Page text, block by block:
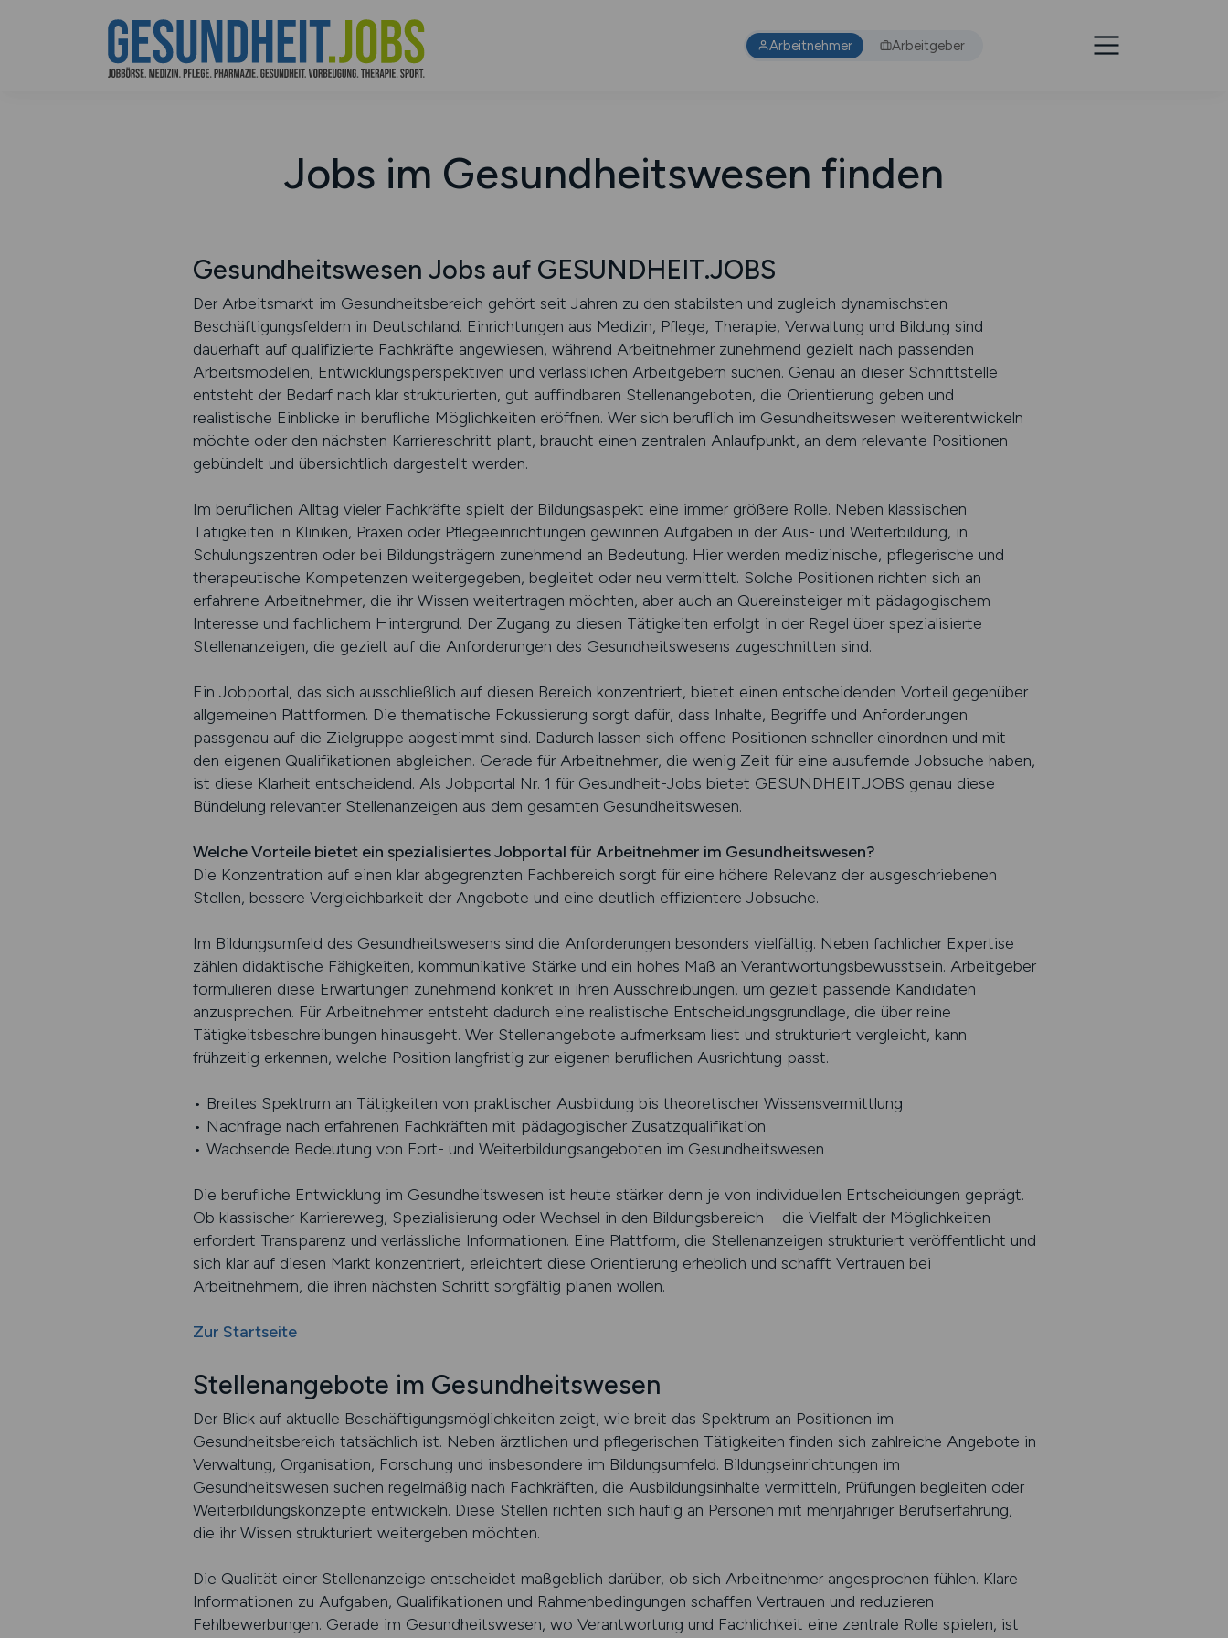
Arbeitnehmer Arbeitgeber
Jobs im Gesundheitswesen finden
Gesundheitswesen Jobs auf GESUNDHEIT.JOBS
Der Arbeitsmarkt im Gesundheitsbereich gehört seit Jahren zu den stabilsten und zugleich dynamischsten
Beschäftigungsfeldern in Deutschland. Einrichtungen aus Medizin, Pflege, Therapie, Verwaltung und Bildung sind
dauerhaft auf qualifizierte Fachkräfte angewiesen, während Arbeitnehmer zunehmend gezielt nach passenden
Arbeitsmodellen, Entwicklungsperspektiven und verlässlichen Arbeitgebern suchen. Genau an dieser Schnittstelle
entsteht der Bedarf nach klar strukturierten, gut auffindbaren Stellenangeboten, die Orientierung geben und
realistische Einblicke in berufliche Möglichkeiten eröffnen. Wer sich beruflich im Gesundheitswesen weiterentwickeln
möchte oder den nächsten Karriereschritt plant, braucht einen zentralen Anlaufpunkt, an dem relevante Positionen
gebündelt und übersichtlich dargestellt werden.
Im beruflichen Alltag vieler Fachkräfte spielt der Bildungsaspekt eine immer größere Rolle. Neben klassischen
Tätigkeiten in Kliniken, Praxen oder Pflegeeinrichtungen gewinnen Aufgaben in der Aus- und Weiterbildung, in
Schulungszentren oder bei Bildungsträgern zunehmend an Bedeutung. Hier werden medizinische, pflegerische und
therapeutische Kompetenzen weitergegeben, begleitet oder neu vermittelt. Solche Positionen richten sich an
erfahrene Arbeitnehmer, die ihr Wissen weitertragen möchten, aber auch an Quereinsteiger mit pädagogischem
Interesse und fachlichem Hintergrund. Der Zugang zu diesen Tätigkeiten erfolgt in der Regel über spezialisierte
Stellenanzeigen, die gezielt auf die Anforderungen des Gesundheitswesens zugeschnitten sind.
Ein Jobportal, das sich ausschließlich auf diesen Bereich konzentriert, bietet einen entscheidenden Vorteil gegenüber
allgemeinen Plattformen. Die thematische Fokussierung sorgt dafür, dass Inhalte, Begriffe und Anforderungen
passgenau auf die Zielgruppe abgestimmt sind. Dadurch lassen sich offene Positionen schneller einordnen und mit
den eigenen Qualifikationen abgleichen. Gerade für Arbeitnehmer, die wenig Zeit für eine ausufernde Jobsuche haben,
ist diese Klarheit entscheidend. Als Jobportal Nr. 1 für Gesundheit-Jobs bietet GESUNDHEIT.JOBS genau diese
Bündelung relevanter Stellenanzeigen aus dem gesamten Gesundheitswesen.
Welche Vorteile bietet ein spezialisiertes Jobportal für Arbeitnehmer im Gesundheitswesen?
Die Konzentration auf einen klar abgegrenzten Fachbereich sorgt für eine höhere Relevanz der ausgeschriebenen
Stellen, bessere Vergleichbarkeit der Angebote und eine deutlich effizientere Jobsuche.
Im Bildungsumfeld des Gesundheitswesens sind die Anforderungen besonders vielfältig. Neben fachlicher Expertise
zählen didaktische Fähigkeiten, kommunikative Stärke und ein hohes Maß an Verantwortungsbewusstsein. Arbeitgeber
formulieren diese Erwartungen zunehmend konkret in ihren Ausschreibungen, um gezielt passende Kandidaten
anzusprechen. Für Arbeitnehmer entsteht dadurch eine realistische Entscheidungsgrundlage, die über reine
Tätigkeitsbeschreibungen hinausgeht. Wer Stellenangebote aufmerksam liest und strukturiert vergleicht, kann
frühzeitig erkennen, welche Position langfristig zur eigenen beruflichen Ausrichtung passt.
• Breites Spektrum an Tätigkeiten von praktischer Ausbildung bis theoretischer Wissensvermittlung
• Nachfrage nach erfahrenen Fachkräften mit pädagogischer Zusatzqualifikation
• Wachsende Bedeutung von Fort- und Weiterbildungsangeboten im Gesundheitswesen
Die berufliche Entwicklung im Gesundheitswesen ist heute stärker denn je von individuellen Entscheidungen geprägt.
Ob klassischer Karriereweg, Spezialisierung oder Wechsel in den Bildungsbereich – die Vielfalt der Möglichkeiten
erfordert Transparenz und verlässliche Informationen. Eine Plattform, die Stellenanzeigen strukturiert veröffentlicht und
sich klar auf diesen Markt konzentriert, erleichtert diese Orientierung erheblich und schafft Vertrauen bei
Arbeitnehmern, die ihren nächsten Schritt sorgfältig planen wollen.
Zur Startseite
Stellenangebote im Gesundheitswesen
Der Blick auf aktuelle Beschäftigungsmöglichkeiten zeigt, wie breit das Spektrum an Positionen im
Gesundheitsbereich tatsächlich ist. Neben ärztlichen und pflegerischen Tätigkeiten finden sich zahlreiche Angebote in
Verwaltung, Organisation, Forschung und insbesondere im Bildungsumfeld. Bildungseinrichtungen im
Gesundheitswesen suchen regelmäßig nach Fachkräften, die Ausbildungsinhalte vermitteln, Prüfungen begleiten oder
Weiterbildungskonzepte entwickeln. Diese Stellen richten sich häufig an Personen mit mehrjähriger Berufserfahrung,
die ihr Wissen strukturiert weitergeben möchten.
Die Qualität einer Stellenanzeige entscheidet maßgeblich darüber, ob sich Arbeitnehmer angesprochen fühlen. Klare
Informationen zu Aufgaben, Qualifikationen und Rahmenbedingungen schaffen Vertrauen und reduzieren
Fehlbewerbungen. Gerade im Gesundheitswesen, wo Verantwortung und Fachlichkeit eine zentrale Rolle spielen, ist